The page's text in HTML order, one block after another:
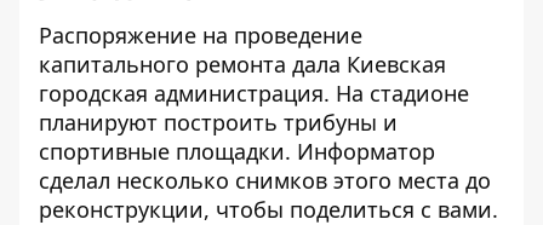
Распоряжение на проведение
капитального ремонта дала Киевская
городская администрация. На стадионе
планируют построить трибуны и
спортивные площадки. Информатор
сделал несколько снимков этого места до
реконструкции, чтобы поделиться с вами.